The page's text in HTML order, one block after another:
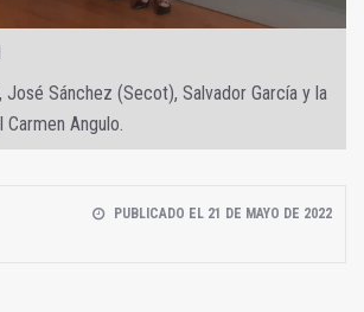
José Sánchez (Secot), Salvador García y la
Angulo.
PUBLICADO EL 21 DE MAYO DE 2022